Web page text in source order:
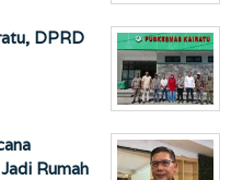
DPRD
Rumah